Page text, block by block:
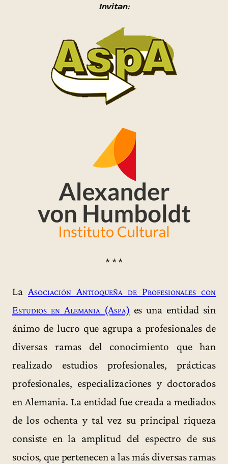
Invitan:
* * *
La Asociación Antioqueña de Profesionales con
Estudios en Alemania (Aspa) es una entidad sin
ánimo de lucro que agrupa a profesionales de
diversas ramas del conocimiento que han
realizado estudios profesionales, prácticas
profesionales, especializaciones y doctorados
en Alemania. La entidad fue creada a mediados
de los ochenta y tal vez su principal riqueza
consiste en la amplitud del espectro de sus
socios, que pertenecen a las más diversas ramas